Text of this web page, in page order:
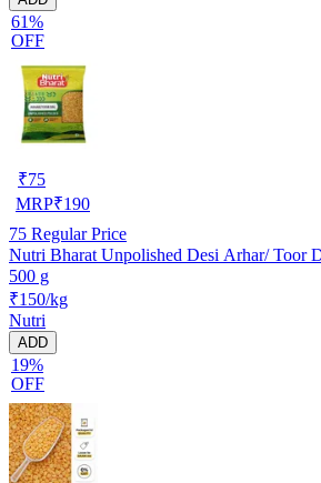
61%
OFF
₹75
MRP₹190
75 Regular Price
Nutri Bharat Unpolished Desi Arhar/ Toor
500 g
₹150/kg
Nutri
ADD
19%
OFF